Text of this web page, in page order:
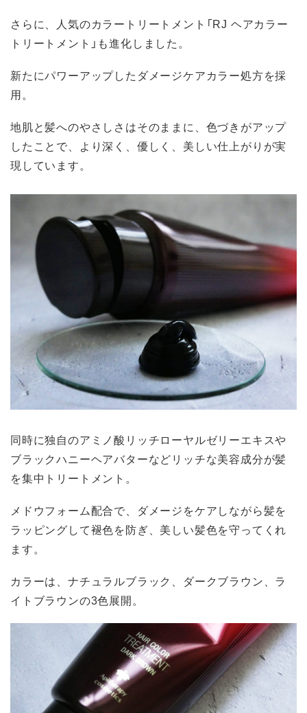
さらに、人気のカラートリートメント「RJ ヘアカラー
トリートメント」も進化しました。
新たにパワーアップしたダメージケアカラー処方を採
用。
地肌と髪へのやさしさはそのままに、色づきがアップ
したことで、より深く、優しく、美しい仕上がりが実
現しています。
同時に独自のアミノ酸リッチローヤルゼリーエキスや
ブラックハニーヘアバターなどリッチな美容成分が髪
を集中トリートメント。
メドウフォーム配合で、ダメージをケアしながら髪を
ラッピングして褪色を防ぎ、美しい髪色を守ってくれ
ます。
カラーは、ナチュラルブラック、ダークブラウン、ラ
イトブラウンの3色展開。